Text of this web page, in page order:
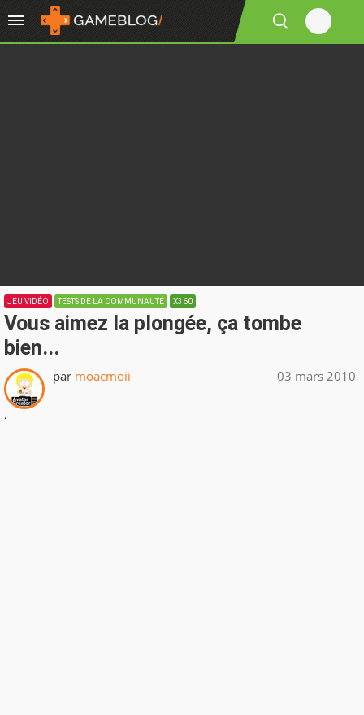
JEU VIDÉO TESTS DE LA COMMUNAUTÉ X360
Vous aimez la plongée, ça tombe
bien...
par moacmoii 03 mars 2010
.